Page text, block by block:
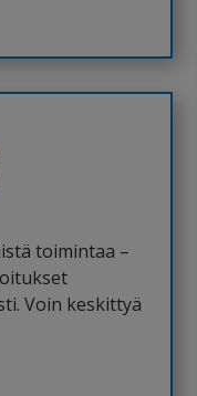
toimintaa –
Voin keskittyä